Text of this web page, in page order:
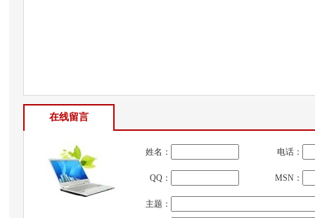
在线留言
姓名： 电话：
QQ： MSN：
主题：